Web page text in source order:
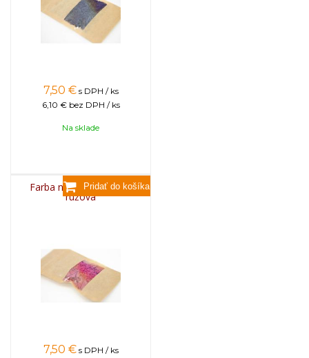
7,50 € s DPH / ks
6,10 € bez DPH / ks
Na sklade
Farba na sviečky, 25g -
ružová
7,50 € s DPH / ks